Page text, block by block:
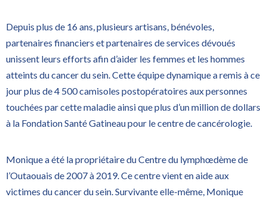
Depuis plus de 16 ans, plusieurs artisans, bénévoles,
partenaires financiers et partenaires de services dévoués
unissent leurs efforts afin d’aider les femmes et les hommes
atteints du cancer du sein. Cette équipe dynamique a remis à ce
jour plus de 4 500 camisoles postopératoires aux personnes
touchées par cette maladie ainsi que plus d’un million de dollars
à la Fondation Santé Gatineau pour le centre de cancérologie.
Monique a été la propriétaire du Centre du lymphœdème de
l’Outaouais de 2007 à 2019. Ce centre vient en aide aux
victimes du cancer du sein. Survivante elle-même, Monique